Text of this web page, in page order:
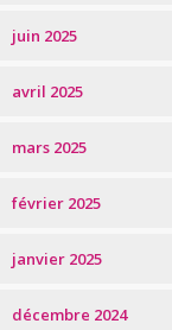
juin 2025
avril 2025
mars 2025
février 2025
janvier 2025
décembre 2024